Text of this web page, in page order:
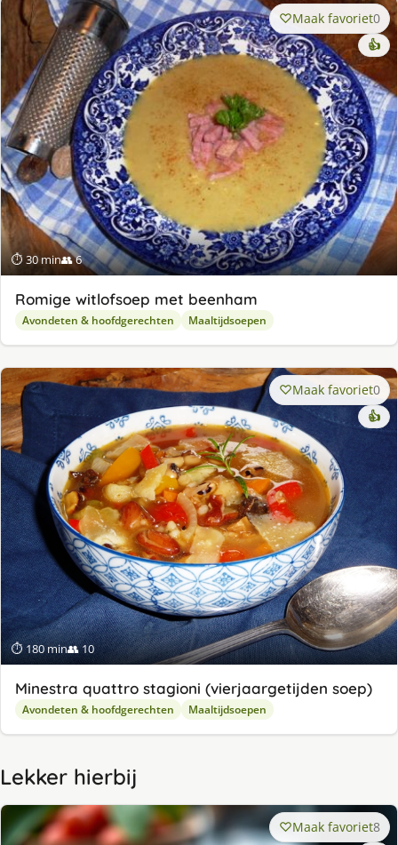
⏱ 30 min👥 6
Maak favoriet0
👍
Romige witlofsoep met beenham
Avondeten & hoofdgerechten Maaltijdsoepen
⏱ 180 min👥 10
Maak favoriet0
👍
Minestra quattro stagioni (vierjaargetijden soep)
Avondeten & hoofdgerechten Maaltijdsoepen
Lekker hierbij
Maak favoriet8